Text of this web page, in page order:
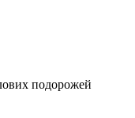
подорожей